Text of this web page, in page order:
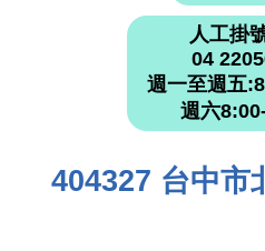
人工掛
04
週一至週五
週六
404327 台中市